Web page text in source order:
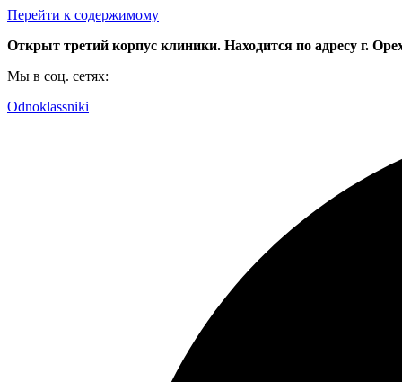
Перейти к содержимому
Открыт третий корпус клиники. Находится по адресу г.
Мы в соц. сетях:
Odnoklassniki